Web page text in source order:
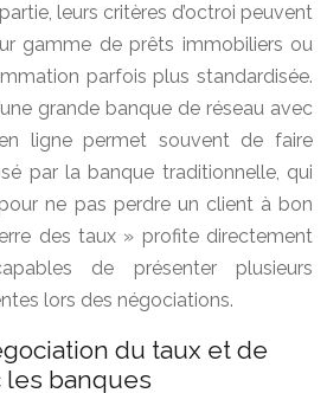
leurs critères d’octroi peuvent
gamme de prêts immobiliers ou
parfois plus standardisée.
grande banque de réseau avec
ligne permet souvent de faire
par la banque traditionnelle, qui
pour ne pas perdre un client à bon
des taux » profite directement
de présenter plusieurs
lors des négociations.
du taux et de
les banques